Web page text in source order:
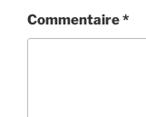
Commentaire*